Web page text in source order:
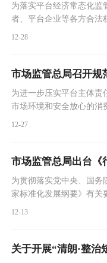
为落实平台经济常态化监
者、平台企业等各方合法
12-28
为进一步压实平台主体责
市场环境和安全放心的消
大消费者和平台内经营者
12-27
为贯彻落实党中央、国务
家标准化发展纲要》有关
业标准管理办法》（以下
12-13